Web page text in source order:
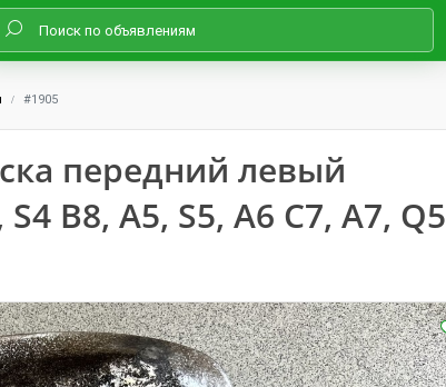
#1905
передний левый
B8, A5, S5, A6 C7, A7, Q5